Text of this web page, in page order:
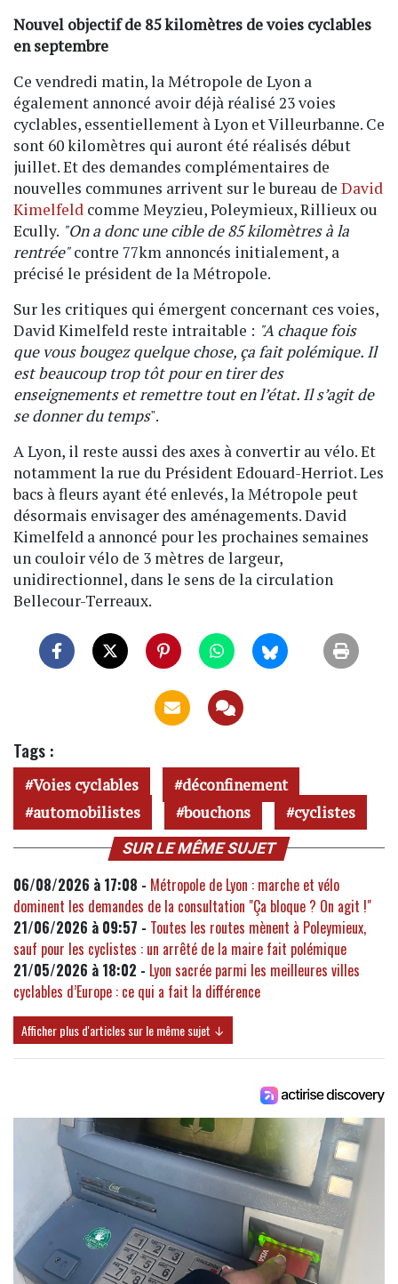
Nouvel objectif de 85 kilomètres de voies cyclables
en septembre
Ce vendredi matin, la Métropole de Lyon a
également annoncé avoir déjà réalisé 23 voies
cyclables, essentiellement à Lyon et Villeurbanne. Ce
sont 60 kilomètres qui auront été réalisés début
juillet. Et des demandes complémentaires de
nouvelles communes arrivent sur le bureau de David
Kimelfeld comme Meyzieu, Poleymieux, Rillieux ou
Ecully. "On a donc une cible de 85 kilomètres à la
rentrée"contre 77km annoncés initialement, a
précisé le président de la Métropole.
Sur les critiques qui émergent concernant ces voies,
David Kimelfeld reste intraitable : "A chaque fois
que vous bougez quelque chose, ça fait polémique. Il
est beaucoup trop tôt pour en tirer des
enseignements et remettre tout en l’état. Il s’agit de
se donner du temps".
A Lyon, il reste aussi des axes à convertir au vélo. Et
notamment la rue du Président Edouard-Herriot. Les
bacs à fleurs ayant été enlevés, la Métropole peut
désormais envisager des aménagements. David
Kimelfeld a annoncé pour les prochaines semaines
un couloir vélo de 3 mètres de largeur,
unidirectionnel, dans le sens de la circulation
Bellecour-Terreaux.
Tags :
Voies cyclables
déconfinement
automobilistes
bouchons cyclistes
SUR LE MÊME SUJET
06/08/2026 à 17:08 - Métropole de Lyon : marche et vélo
dominent les demandes de la consultation "Ça bloque ? On agit !"
21/06/2026 à 09:57 - Toutes les routes mènent à Poleymieux,
sauf pour les cyclistes : un arrêté de la maire fait polémique
21/05/2026 à 18:02 - Lyon sacrée parmi les meilleures villes
cyclables d’Europe : ce qui a fait la différence
Afficher plus d'articles sur le même sujet ↓